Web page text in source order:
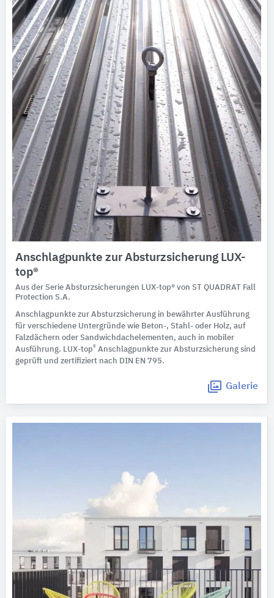
Anschlagpunkte zur Absturzsicherung LUX-
top®
Aus der Serie Absturzsicherungen LUX-top® von ST QUADRAT Fall
Protection S.A.
Anschlagpunkte zur Absturzsicherung in bewährter Ausführung
für verschiedene Untergründe wie Beton-, Stahl- oder Holz, auf
Falzdächern oder Sandwichdachelementen, auch in mobiler
Ausführung. LUX-top® Anschlagpunkte zur Absturzsicherung sind
geprüft und zertifiziert nach DIN EN 795.
Galerie